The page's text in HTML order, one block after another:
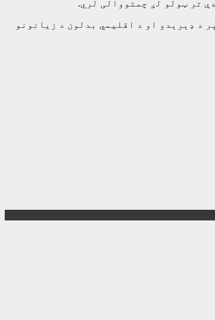
تر ټولو لږ چمتووالی لري.
د شمېر د ډېرېدو او د اقلیمي بدلون د زیانونو